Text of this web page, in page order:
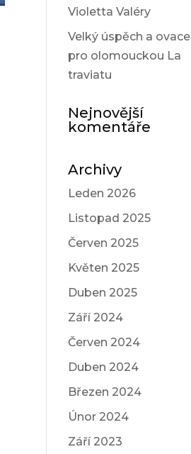
Violetta Valéry
Velký úspěch a ovace
pro olomouckou La
traviatu
Nejnovější
komentáře
Archivy
Leden 2026
Listopad 2025
Červen 2025
Květen 2025
Duben 2025
Září 2024
Červen 2024
Duben 2024
Březen 2024
Únor 2024
Září 2023